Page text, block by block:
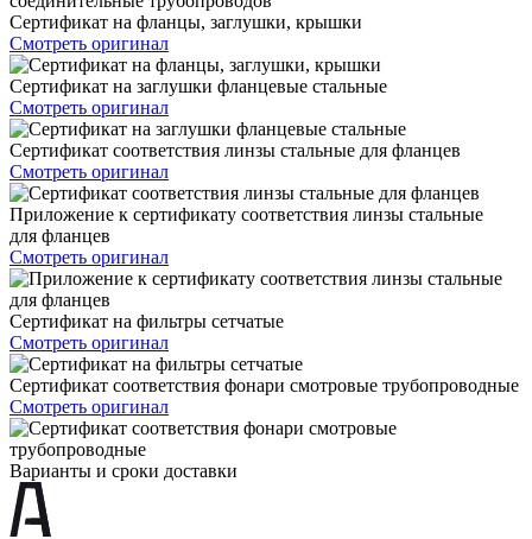
Сертификат на фланцы, заглушки, крышки
Смотреть оригинал
Сертификат на заглушки фланцевые стальные
Смотреть оригинал
Сертификат соответствия линзы стальные для фланцев
Смотреть оригинал
Приложение к сертификату соответствия линзы стальные
для фланцев
Смотреть оригинал
Сертификат на фильтры сетчатые
Смотреть оригинал
Сертификат соответствия фонари смотровые трубопроводные
Смотреть оригинал
Варианты и сроки доставки